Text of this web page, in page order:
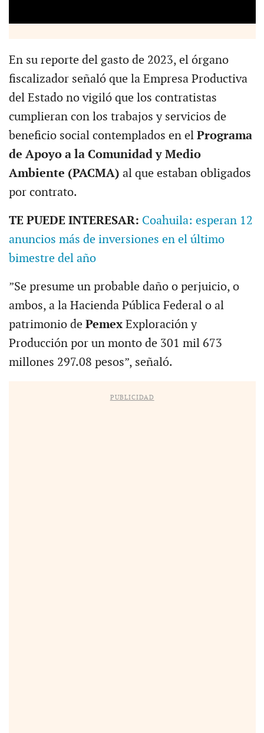
En su reporte del gasto de 2023, el órgano
fiscalizador señaló que la Empresa Productiva
del Estado no vigiló que los contratistas
cumplieran con los trabajos y servicios de
beneficio social contemplados en el Programa
de Apoyo a la Comunidad y Medio
Ambiente (PACMA) al que estaban obligados
por contrato.
TE PUEDE INTERESAR: Coahuila: esperan 12
anuncios más de inversiones en el último
bimestre del año
”Se presume un probable daño o perjuicio, o
ambos, a la Hacienda Pública Federal o al
patrimonio de PemexExploración y
Producción por un monto de 301 mil 673
millones 297.08 pesos”, señaló.
PUBLICIDAD